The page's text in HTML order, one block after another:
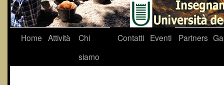
Home Attività
Chi
siamo
Contatti Eventi Partners